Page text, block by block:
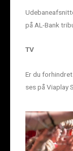
på AL-Bank
TV
Er du
ses på Viaplay